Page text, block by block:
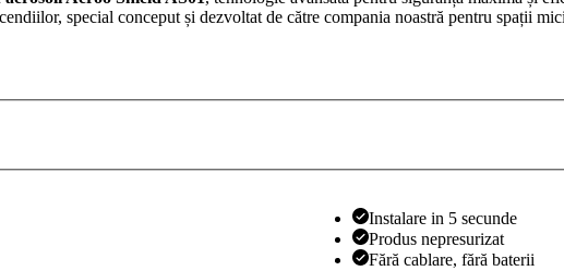
special conceput și dezvoltat de către compania noastră pentru spații
Instalare in 5 secunde
Produs nepresurizat
Fără cablare, fără baterii